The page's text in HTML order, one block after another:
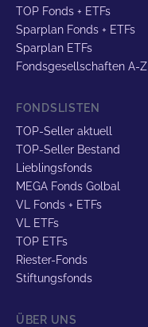
TOP Fonds + ETFs
Sparplan Fonds + ETFs
Sparplan ETFs
Fondsgesellschaften A-Z
FONDSLISTEN
TOP-Seller aktuell
TOP-Seller Bestand
Lieblingsfonds
MEGA Fonds Golbal
VL Fonds + ETFs
VL ETFs
TOP ETFs
Riester-Fonds
Stiftungsfonds
ÜBER UNS